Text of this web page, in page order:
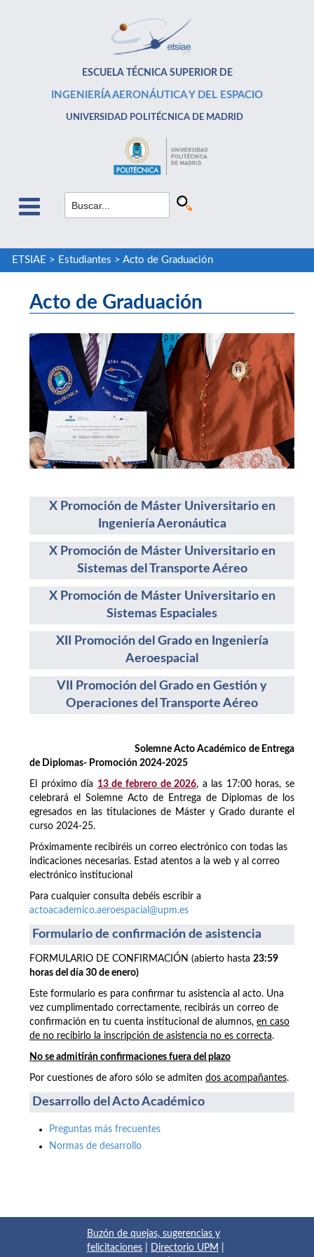
ESCUELA TÉCNICA SUPERIOR DE
INGENIERÍA AERONÁUTICA Y DEL ESPACIO
UNIVERSIDAD POLITÉCNICA DE MADRID
ETSIAE > Estudiantes > Acto de Graduación
Acto de Graduación
X Promoción de Máster Universitario en
Ingeniería Aeronáutica
X Promoción de Máster Universitario en
Sistemas del Transporte Aéreo
X Promoción de Máster Universitario en
Sistemas Espaciales
XII Promoción del Grado en Ingeniería
Aeroespacial
VII Promoción del Grado en Gestión y
Operaciones del Transporte Aéreo
Solemne Acto Académico de Entrega
de Diplomas- Promoción 2024-2025
El próximo día 13 de febrero de 2026, a las 17:00 horas, se
celebrará el Solemne Acto de Entrega de Diplomas de los
egresados en las titulaciones de Máster y Grado durante el
curso 2024-25.
Próximamente recibiréis un correo electrónico con todas las
indicaciones necesarias. Estad atentos a la web y al correo
electrónico institucional
Para cualquier consulta debéis escribir a
actoacademico.aeroespacial@upm.es
Formulario de confirmación de asistencia
FORMULARIO DE CONFIRMACIÓN (abierto hasta 23:59
horas del día 30 de enero)
Este formulario es para confirmar tu asistencia al acto. Una
vez cumplimentado correctamente, recibirás un correo de
confirmación en tu cuenta institucional de alumnos, en caso
de no recibirlo la inscripción de asistencia no es correcta.
No se admitirán confirmaciones fuera del plazo
Por cuestiones de aforo sólo se admiten dos acompañantes.
Desarrollo del Acto Académico
Preguntas más frecuentes
Normas de desarrollo
Buzón de quejas, sugerencias y
felicitaciones
Directorio UPM